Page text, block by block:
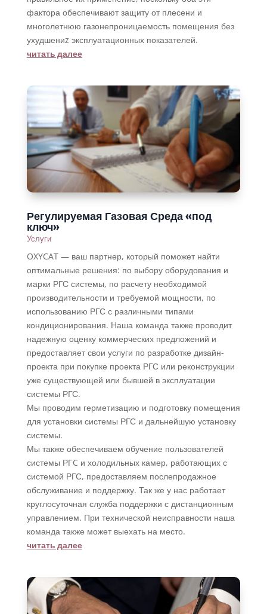
фактора обеспечивают защиту от плесени и
многолетнюю газонепроницаемость помещения без
ухудшениz эксплуатационных показателей.
читать далее
Регулируемая Газовая Среда «под
ключ»
Услуги
OXYCAT — ваш партнер, который поможет найти
оптимальные решения: по выбору оборудования и
марки РГС системы, по расчету необходимой
производительности и требуемой мощности, по
использованию РГС с различными типами
кондиционирования. Наша команда также проводит
надежную оценку коммерческих предложений и
предоставляет свои услуги по разработке дизайн-
проекта при покупке проекта РГС или реконструкции
уже существующей или бывшей в эксплуатации
системы РГС.
Мы проводим герметизацию и подготовку помещения
для установки системы РГС и дальнейшую установку
системы.
Мы также обеспечиваем обучение пользователей
системы РГC и холодильных камер, работающих с
системой РГС, предоставляем послепродажное
обслуживание и поддержку. Так же у нас работает
круглосуточная служба поддержки с дистанционным
управлением. При технической неисправности наша
команда также может выехать на место.
читать далее